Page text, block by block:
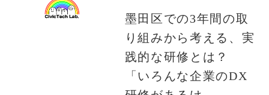
墨田区での3年間の取
り組みから考える、実
践的な研修とは？
「いろんな企業のDX